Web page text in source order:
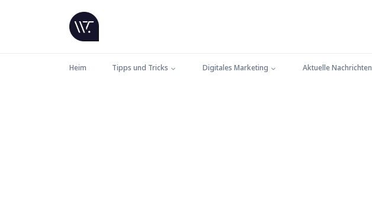
Heim Tipps und Tricks Digitales Marketing Aktuelle Nachrichten